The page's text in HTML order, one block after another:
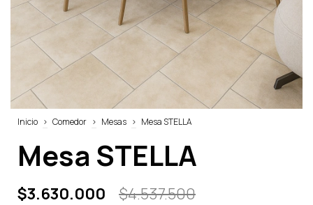
Inicio > Comedor > Mesas > Mesa STELLA
Mesa STELLA
$3.630.000 $4.537.500